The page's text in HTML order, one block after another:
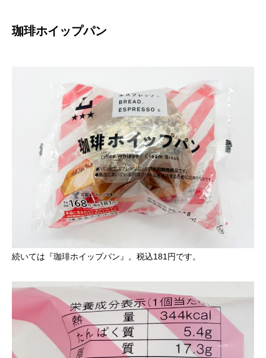
珈琲ホイップパン
続いては『珈琲ホイップパン』。税込181円です。